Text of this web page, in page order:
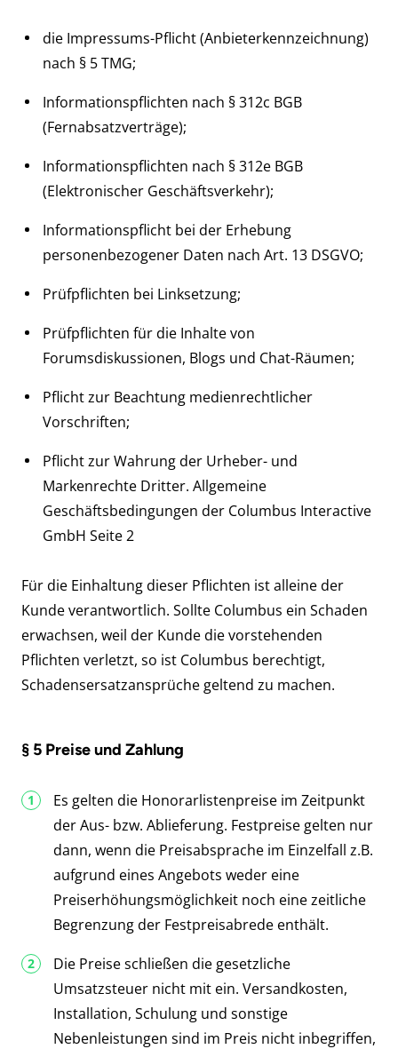
die Impressums-Pflicht (Anbieterkennzeichnung)
nach § 5 TMG;
Informationspflichten nach § 312c BGB
(Fernabsatzverträge);
Informationspflichten nach § 312e BGB
(Elektronischer Geschäftsverkehr);
Informationspflicht bei der Erhebung
personenbezogener Daten nach Art. 13 DSGVO;
Prüfpflichten bei Linksetzung;
Prüfpflichten für die Inhalte von
Forumsdiskussionen, Blogs und Chat-Räumen;
Pflicht zur Beachtung medienrechtlicher
Vorschriften;
Pflicht zur Wahrung der Urheber- und
Markenrechte Dritter. Allgemeine
Geschäftsbedingungen der Columbus Interactive
GmbH Seite 2
Für die Einhaltung dieser Pflichten ist alleine der
Kunde verantwortlich. Sollte Columbus ein Schaden
erwachsen, weil der Kunde die vorstehenden
Pflichten verletzt, so ist Columbus berechtigt,
Schadensersatzansprüche geltend zu machen.
§ 5 Preise und Zahlung
Es gelten die Honorarlistenpreise im Zeitpunkt
der Aus- bzw. Ablieferung. Festpreise gelten nur
dann, wenn die Preisabsprache im Einzelfall z.B.
aufgrund eines Angebots weder eine
Preiserhöhungsmöglichkeit noch eine zeitliche
Begrenzung der Festpreisabrede enthält.
Die Preise schließen die gesetzliche
Umsatzsteuer nicht mit ein. Versandkosten,
Installation, Schulung und sonstige
Nebenleistungen sind im Preis nicht inbegriffen,